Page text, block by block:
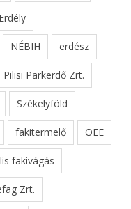
Erdély
NÉBIH erdész
Pilisi Parkerdő Zrt.
Székelyföld
fakitermelő OEE
fakivágás
Zrt.